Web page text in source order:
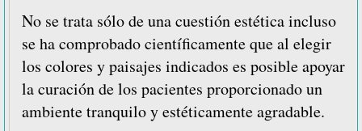
No se trata sólo de una cuestión estética incluso
se ha comprobado científicamente que al elegir
los colores y paisajes indicados es posible apoyar
la curación de los pacientes proporcionado un
ambiente tranquilo y estéticamente agradable.